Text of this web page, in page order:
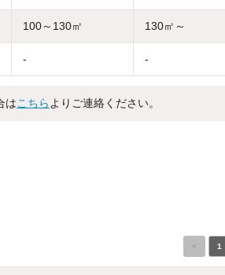
100～130㎡ 130㎡～
- -
はこちら よりご連絡ください。
< 1